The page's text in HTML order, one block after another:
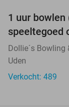
1 uur
speeltegoed
Dollie´s Bowling
Uden
Verkocht: 489